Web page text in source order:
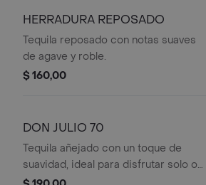
HERRADURA REPOSADO
Tequila reposado con notas suaves
de agave y roble.
$ 160,00
DON JULIO 70
Tequila añejado con un toque de
suavidad, ideal para disfrutar solo o
en cócteles.